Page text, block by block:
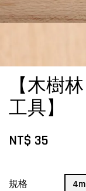
【木樹
工具】
NT$ 35
規格